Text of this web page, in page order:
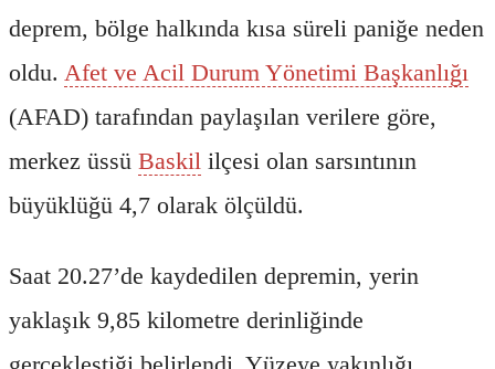
deprem, bölge halkında kısa süreli paniğe neden
oldu. Afet ve Acil Durum Yönetimi Başkanlığı
(AFAD) tarafından paylaşılan verilere göre,
merkez üssü Baskil ilçesi olan sarsıntının
büyüklüğü 4,7 olarak ölçüldü.
Saat 20.27’de kaydedilen depremin, yerin
yaklaşık 9,85 kilometre derinliğinde